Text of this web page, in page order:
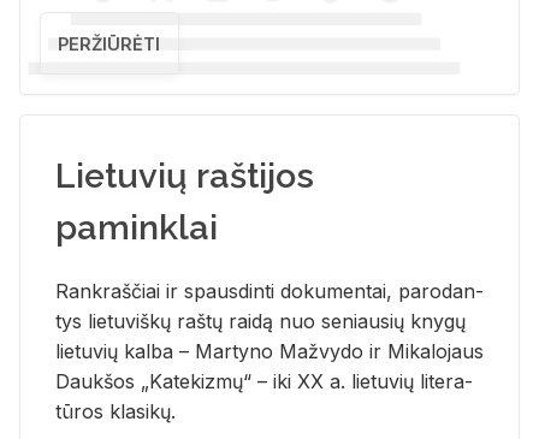
PERŽIŪRĖTI
Lietuvių raštijos
paminklai
Rank­raš­čiai ir spaus­din­ti do­ku­men­tai, pa­ro­dan­
tys lie­tu­viš­kų raš­tų rai­dą nuo se­niau­sių kny­gų
lie­tu­vių kal­ba – Mar­ty­no Ma­žvy­do ir Mi­ka­lo­jaus
Dauk­šos „Ka­te­kiz­mų“ – iki XX a. lie­tu­vių li­te­ra­
tū­ros kla­si­kų.